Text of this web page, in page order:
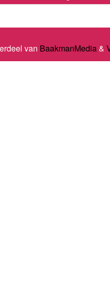
van BaakmanMedia&